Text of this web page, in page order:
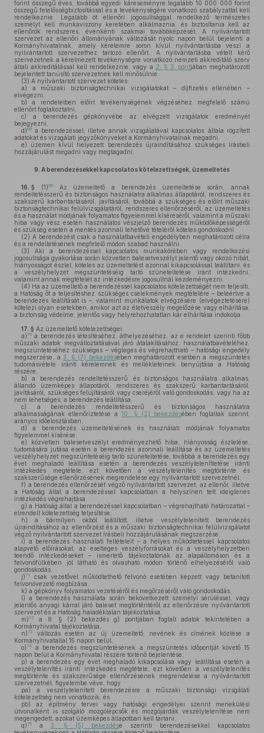
forint összegű éves, továbbá egyedi káreseményre legalább 10 000 000 forint
összegű felelősségbiztosítással és a tevékenységére vonatkozó szabályzattal kell
rendelkeznie. Legalább öt ellenőri jogosultsággal rendelkező természetes
személyt kell munkaviszony keretében alkalmaznia, és biztosítania kell az
ellenőrök rendszeres, évenkénti szakmai továbbképzését. A nyilvántartott
szervezet az ellenőri állományának változását nyolc napon belül bejelenti a
Kormányhivatalnak, amely kérelemre soron kívül nyilvántartásba veszi a
nyilvántartott szervezethez tartozó ellenőrt. A nyilvántartásba vételt kérő
szervezetnek a kérelmezett tevékenységre vonatkozó nemzeti akkreditáló szerv
általi akkreditálással kell rendelkeznie, vagy a 2. § 3. pontjában meghatározott
bejelentett tanúsító szervezetnek kell minősülnie.
(3) A nyilvántartott szervezet köteles:
a) a műszaki biztonságtechnikai vizsgálatokat – díjfizetés ellenében –
elvégezni,
b) a rendeletben előírt tevékenységének végzéséhez megfelelő számú
ellenőrt foglakoztatni,
c) a berendezés gépkönyvébe az elvégzett vizsgálatok eredményét
bejegyezni,
d)68 a berendezéssel, illetve annak vizsgálatával kapcsolatos, általa rögzített
adatokat és vizsgálati jegyzőkönyveket a Kormányhivatalnak megadni,
e) üzemen kívül helyezett berendezés újraindításához szükséges írásbeli
hozzájárulást megadni vagy megtagadni.
9. A berendezésekkel kapcsolatos kötelezettségek, üzemeltetés
16. § (1)69Az üzemeltető a berendezés üzemeltetése során, annak
rendeltetésszerű és biztonságos használatra alkalmas állapotáról, rendszeres és
szakszerű karbantartásáról, javításáról, továbbá a szükséges és előírt műszaki
biztonságtechnikai felülvizsgálatáról, rendszeres ellenőrzéséről, az üzemeltetés
és a használat módjának folyamatos figyelemmel kíséréséről, valamint a műszaki
hiba vagy vész esetén használatos vészjelző berendezés működőképességéről
és szükség esetén a mentés azonnali lehetővé tételéről köteles gondoskodni.
(2) A berendezést csak a használatbavételi engedélyben meghatározott célra
és a rendeltetésének megfelelő módon szabad használni.
(3) Aki a berendezéssel kapcsolatos munkakörében vagy rendelkezési
jogosultsága gyakorlása során közvetlen balesetveszélyt jelentő vagy okozó hibát,
hiányosságot észlel, köteles az üzemeltetést azonnal kikapcsolással leállítani, és
a veszélyhelyzet megszüntetéséig tartó szüneteltetése iránt intézkedni,
valamint annak megtételét az intézkedésre jogosultnál kezdeményezni.
(4) Ha az üzemeltető a berendezéssel kapcsolatos kötelezettségét nem teljesíti,
a Hatóság őt a teljesítéshez szükséges cselekmények megtételére – beleértve a
berendezés leállítását is –, valamint munkálatok elvégzésére (elvégeztetésére)
kötelezi olyan esetekben, amikor azt az életveszély megelőzése vagy elhárítása,
a biztonság védelme, jelentős vagy helyrehozhatatlan kár elhárítása indokolja.
17. § Az üzemeltető kötelezettségei:
a)70 a berendezés létesítéséhez, áthelyezéséhez, az e rendelet szerinti főbb
műszaki adatok megváltoztatásával járó átalakításához, használatbavételéhez,
megszüntetéséhez szükséges – végleges és végrehajtható – hatósági engedély
megszerzése, a3. § (7) bekezdésében meghatározott esetben a megszüntetés
tudomásvétele iránti kérelemnek és mellékleteinek benyújtása a Hatóság
részére,
b) a berendezés rendeltetésszerű és biztonságos használatra alkalmas,
állandó üzemképes állapotáról, rendszeres és szakszerű karbantartásáról,
javításáról, szükséges felújításáról vagy cseréjéről való gondoskodás, vagy ha az
nem lehetséges, a berendezés leállítása,
c) a berendezés rendeltetésszerű és biztonságos használatra
alkalmasságának ellenőriztetése a10. § (2) bekezdésében foglaltak szerint,
arányos időelosztásban,
d) a berendezés üzemeltetésének és használati módjának folyamatos
figyelemmel kísérése,
e) közvetlen balesetveszélyt eredményezhető hiba, hiányosság észlelése,
tudomására jutása esetén a berendezés azonnali leállítása és az üzemeltetés
veszélyhelyzet megszüntetéséig tartó szüneteltetése, továbbá a berendezés egy
évet meghaladó leállítása esetén a berendezés veszélyteleníttetése iránti
intézkedés megtétele, ezt követően a veszélytelenítés megtörténte és
szakszerűsége ellenőrzésének megrendelése egy nyilvántartott szervezetnél,
f) a berendezés ellenőrzését végző nyilvántartott szervezet, az ellenőr, illetve
a Hatóság által a berendezéssel kapcsolatban a helyszínen tett ideiglenes
intézkedés végrehajtása,
g) a Hatóság által a berendezéssel kapcsolatban – végrehajtható határozattal –
elrendelt kötelezettség teljesítése,
h) a bármilyen okból leállított, illetve veszélytelenített berendezés
újraindításához az ellenőrzést és a műszaki biztonságtechnikai felülvizsgálatot
végző nyilvántartott szervezet írásbeli hozzájárulásának megszerzése,
i) a berendezés használati feltételeit – a helyes működtetéssel kapcsolatos
alapvető előírásokat, az esetleges veszélyforrásokat és a veszélyhelyzetben
teendő intézkedéseket – ismertető tájékoztatónak az alapállomáson és a
felvonófülkében jól látható és olvasható módon történő elhelyezéséről való
gondoskodás,
j)71
csak vezetővel működtethető felvonó esetében képzett vagy betanított
felvonóvezető megbízása,
k) a gépkönyv folyamatos vezetéséről és megőrzéséről való gondoskodás,
l) a berendezés használata során bekövetkezett személyi sérüléssel, vagy
jelentős anyagi kárral járó baleset megtörténtéről az ellenőrzésre nyilvántartott
szervezet és a Hatóság haladéktalan tájékoztatása,
m)72
a 8. § (2) bekezdés g) pontjában foglalt adatok tekintetében a
Kormányhivatal tájékoztatása,
n)73
változás esetén az új üzemeltető, nevének és címének közlése a
Kormányhivatallal 15 napon belül,
o)74
a berendezés megszüntetésének a megszüntetés időpontját követő 15
napon belül a Kormányhivatal részére történő bejelentése,
p) a berendezés egy évet meghaladó kikapcsolása vagy leállítása esetén a
veszélytelenítés iránti intézkedés megtétele, ezt követően a veszélytelenítés
megtörténte és szakszerűsége ellenőrzésének megrendelése a nyilvántartott
szervezetnél, figyelembe véve, hogy
pa) a veszélytelenített berendezésre a műszaki biztonsági vizsgálati
kötelezettség nem vonatkozik, és
pb) az építmény tervei vagy hatósági engedélyei szerint menekülési
útvonalként is szolgáló mozgólépcsők és mozgójárdák veszélytelenítése nem
megengedett, azokat üzemképes állapotban kell tartani.
q)75 a 3. § (5) bekezdése szerinti berendezésekkel kapcsolatos